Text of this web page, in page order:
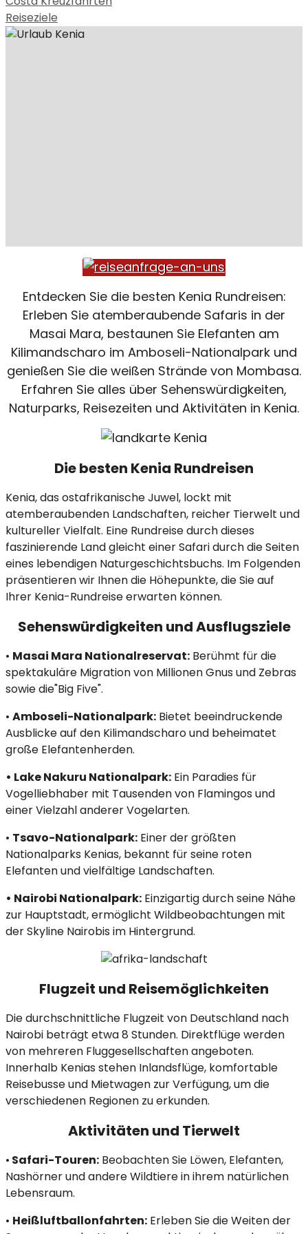
Reiseziele
Entdecken Sie die besten Kenia Rundreisen:
Erleben Sie atemberaubende Safaris in der
Masai Mara, bestaunen Sie Elefanten am
Kilimandscharo im Amboseli-Nationalpark und
genießen Sie die weißen Strände von Mombasa.
Erfahren Sie alles über Sehenswürdigkeiten,
Naturparks, Reisezeiten und Aktivitäten in Kenia.
Die besten Kenia Rundreisen
Kenia, das ostafrikanische Juwel, lockt mit
atemberaubenden Landschaften, reicher Tierwelt und
kultureller Vielfalt. Eine Rundreise durch dieses
faszinierende Land gleicht einer Safari durch die Seiten
eines lebendigen Naturgeschichtsbuchs. Im Folgenden
präsentieren wir Ihnen die Höhepunkte, die Sie auf
Ihrer Kenia-Rundreise erwarten können.
Sehenswürdigkeiten und Ausflugsziele
• Masai Mara Nationalreservat: Berühmt für die
spektakuläre Migration von Millionen Gnus und Zebras
sowie die"Big Five".​
• Amboseli-Nationalpark: Bietet beeindruckende
Ausblicke auf den Kilimandscharo und beheimatet
große Elefantenherden.​
• Lake Nakuru Nationalpark: Ein Paradies für
Vogelliebhaber mit Tausenden von Flamingos und
einer Vielzahl anderer Vogelarten.
• Tsavo-Nationalpark: Einer der größten
Nationalparks Kenias, bekannt für seine roten
Elefanten und vielfältige Landschaften.​
• Nairobi Nationalpark: Einzigartig durch seine Nähe
zur Hauptstadt, ermöglicht Wildbeobachtungen mit
der Skyline Nairobis im Hintergrund.​
Flugzeit und Reisemöglichkeiten
Die durchschnittliche Flugzeit von Deutschland nach
Nairobi beträgt etwa 8 Stunden. Direktflüge werden
von mehreren Fluggesellschaften angeboten.
Innerhalb Kenias stehen Inlandsflüge, komfortable
Reisebusse und Mietwagen zur Verfügung, um die
verschiedenen Regionen zu erkunden.​
Aktivitäten und Tierwelt
• Safari-Touren: Beobachten Sie Löwen, Elefanten,
Nashörner und andere Wildtiere in ihrem natürlichen
Lebensraum.
• Heißluftballonfahrten: Erleben Sie die Weiten der